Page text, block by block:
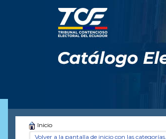
Inicio
Volver a la pantalla de inicio con las categorías...